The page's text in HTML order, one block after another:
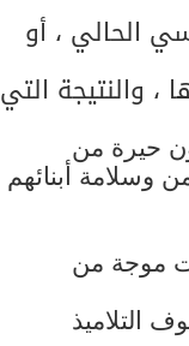
الحالي ، أو
، والنتيجة التي
حيرة من
وسلامة أبنائهم
موجة من
التلاميذ